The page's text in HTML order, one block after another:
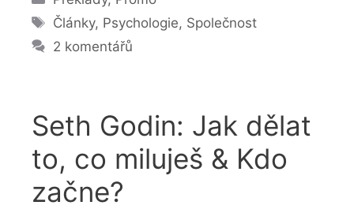
Štítky
Články, Psychologie, Společnost
2 komentářů
Seth Godin: Jak dělat
to, co miluješ & Kdo
začne?